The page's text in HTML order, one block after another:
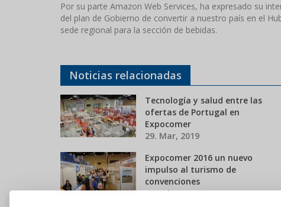
Por su parte Amazon Web Services, ha expresado su
del plan de Gobierno de convertir a nuestro país en el
sede regional para la sección de bebidas.
Noticias relacionadas
Tecnología y salud entre las
ofertas de Portugal en
Expocomer
29. Mar, 2019
Expocomer 2016 un nuevo
impulso al turismo de
convenciones
10. Jul, 2015